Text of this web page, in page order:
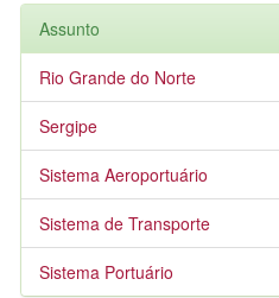
Assunto
Rio Grande do Norte
Sergipe
Sistema Aeroportuário
Sistema de Transporte
Sistema Portuário